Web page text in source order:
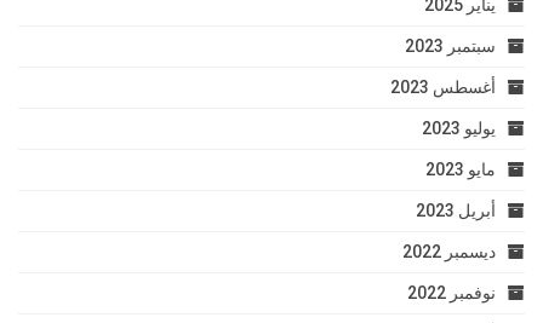
يناير 2025
سبتمبر 2023
أغسطس 2023
يوليو 2023
مايو 2023
أبريل 2023
ديسمبر 2022
نوفمبر 2022